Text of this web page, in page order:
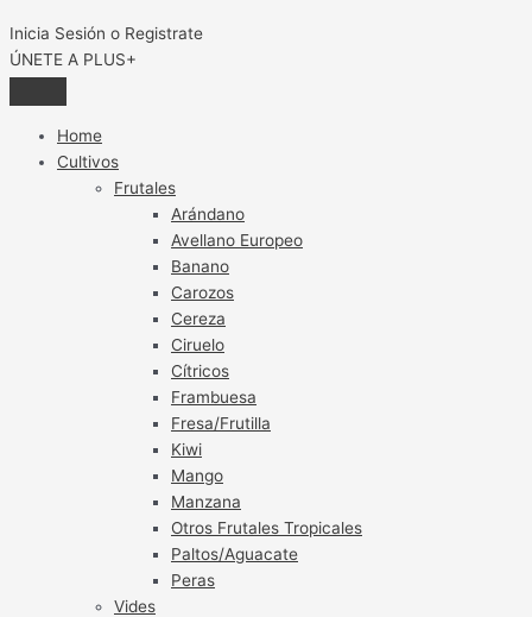
Inicia Sesión o Registrate
ÚNETE A PLUS+
Home
Cultivos
Frutales
Arándano
Avellano Europeo
Banano
Carozos
Cereza
Ciruelo
Cítricos
Frambuesa
Fresa/Frutilla
Kiwi
Mango
Manzana
Otros Frutales Tropicales
Paltos/Aguacate
Peras
Vides